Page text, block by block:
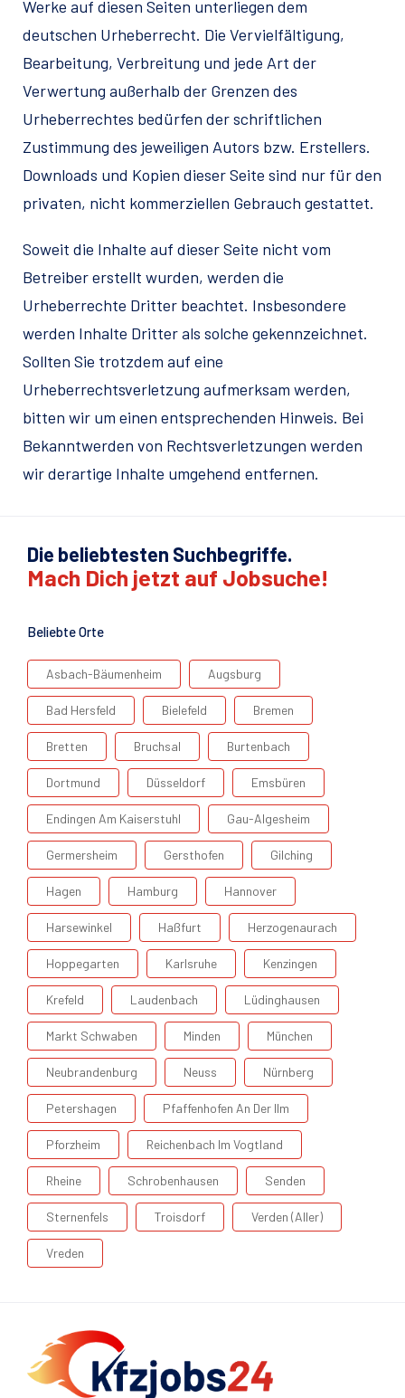
Werke auf diesen Seiten unterliegen dem
deutschen Urheberrecht. Die Vervielfältigung,
Bearbeitung, Verbreitung und jede Art der
Verwertung außerhalb der Grenzen des
Urheberrechtes bedürfen der schriftlichen
Zustimmung des jeweiligen Autors bzw. Erstellers.
Downloads und Kopien dieser Seite sind nur für den
privaten, nicht kommerziellen Gebrauch gestattet.
Soweit die Inhalte auf dieser Seite nicht vom
Betreiber erstellt wurden, werden die
Urheberrechte Dritter beachtet. Insbesondere
werden Inhalte Dritter als solche gekennzeichnet.
Sollten Sie trotzdem auf eine
Urheberrechtsverletzung aufmerksam werden,
bitten wir um einen entsprechenden Hinweis. Bei
Bekanntwerden von Rechtsverletzungen werden
wir derartige Inhalte umgehend entfernen.
Die beliebtesten Suchbegriffe.
Mach Dich jetzt auf Jobsuche!
Beliebte Orte
Asbach-Bäumenheim Augsburg
Bad Hersfeld Bielefeld Bremen
Bretten Bruchsal Burtenbach
Dortmund Düsseldorf Emsbüren
Endingen Am Kaiserstuhl Gau-Algesheim
Germersheim Gersthofen Gilching
Hagen Hamburg Hannover
Harsewinkel Haßfurt Herzogenaurach
Hoppegarten Karlsruhe Kenzingen
Krefeld Laudenbach Lüdinghausen
Markt Schwaben Minden München
Neubrandenburg Neuss Nürnberg
Petershagen Pfaffenhofen An Der Ilm
Pforzheim Reichenbach Im Vogtland
Rheine Schrobenhausen Senden
Sternenfels Troisdorf Verden (Aller)
Vreden